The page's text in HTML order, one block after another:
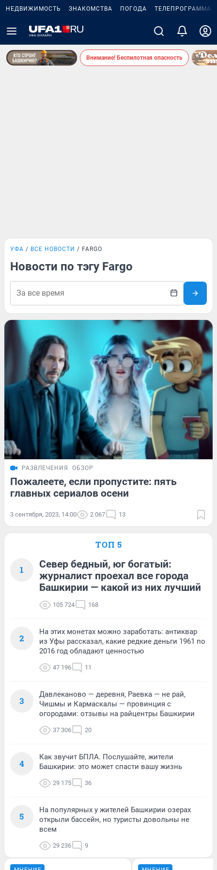
НЕДВИЖИМОСТЬ ЗНАКОМСТВА ПОГОДА ТЕЛЕПРОГРАММА
Внимание! Беспилотная опасность
УФА ВСЕ НОВОСТИ FARGO
Новости по тэгу Fargo
РАЗВЛЕЧЕНИЯ ОБЗОР
Пожалеете, если пропустите: пять
главных сериалов осени
3 сентября, 2023, 14:00 2 067 13
ТОП 5
1
Север бедный, юг богатый:
журналист проехал все города
Башкирии — какой из них лучший
105 724 168
2
На этих монетах можно заработать: антиквар
из Уфы рассказал, какие редкие деньги 1961 по
2016 год обладают ценностью
47 196 11
3
Давлеканово — деревня, Раевка — не рай,
Чишмы и Кармаскалы — провинция с
огородами: отзывы на райцентры Башкирии
37 306 20
4
Как звучит БПЛА. Послушайте, жители
Башкирии: это может спасти вашу жизнь
29 175 36
5
На популярных у жителей Башкирии озерах
открыли бассейн, но туристы довольны не
всем
29 236 9